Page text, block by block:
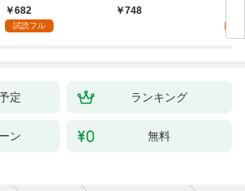
682
試読フル
づくりを（コミック）
748
る
定 ランキング
ン 無料